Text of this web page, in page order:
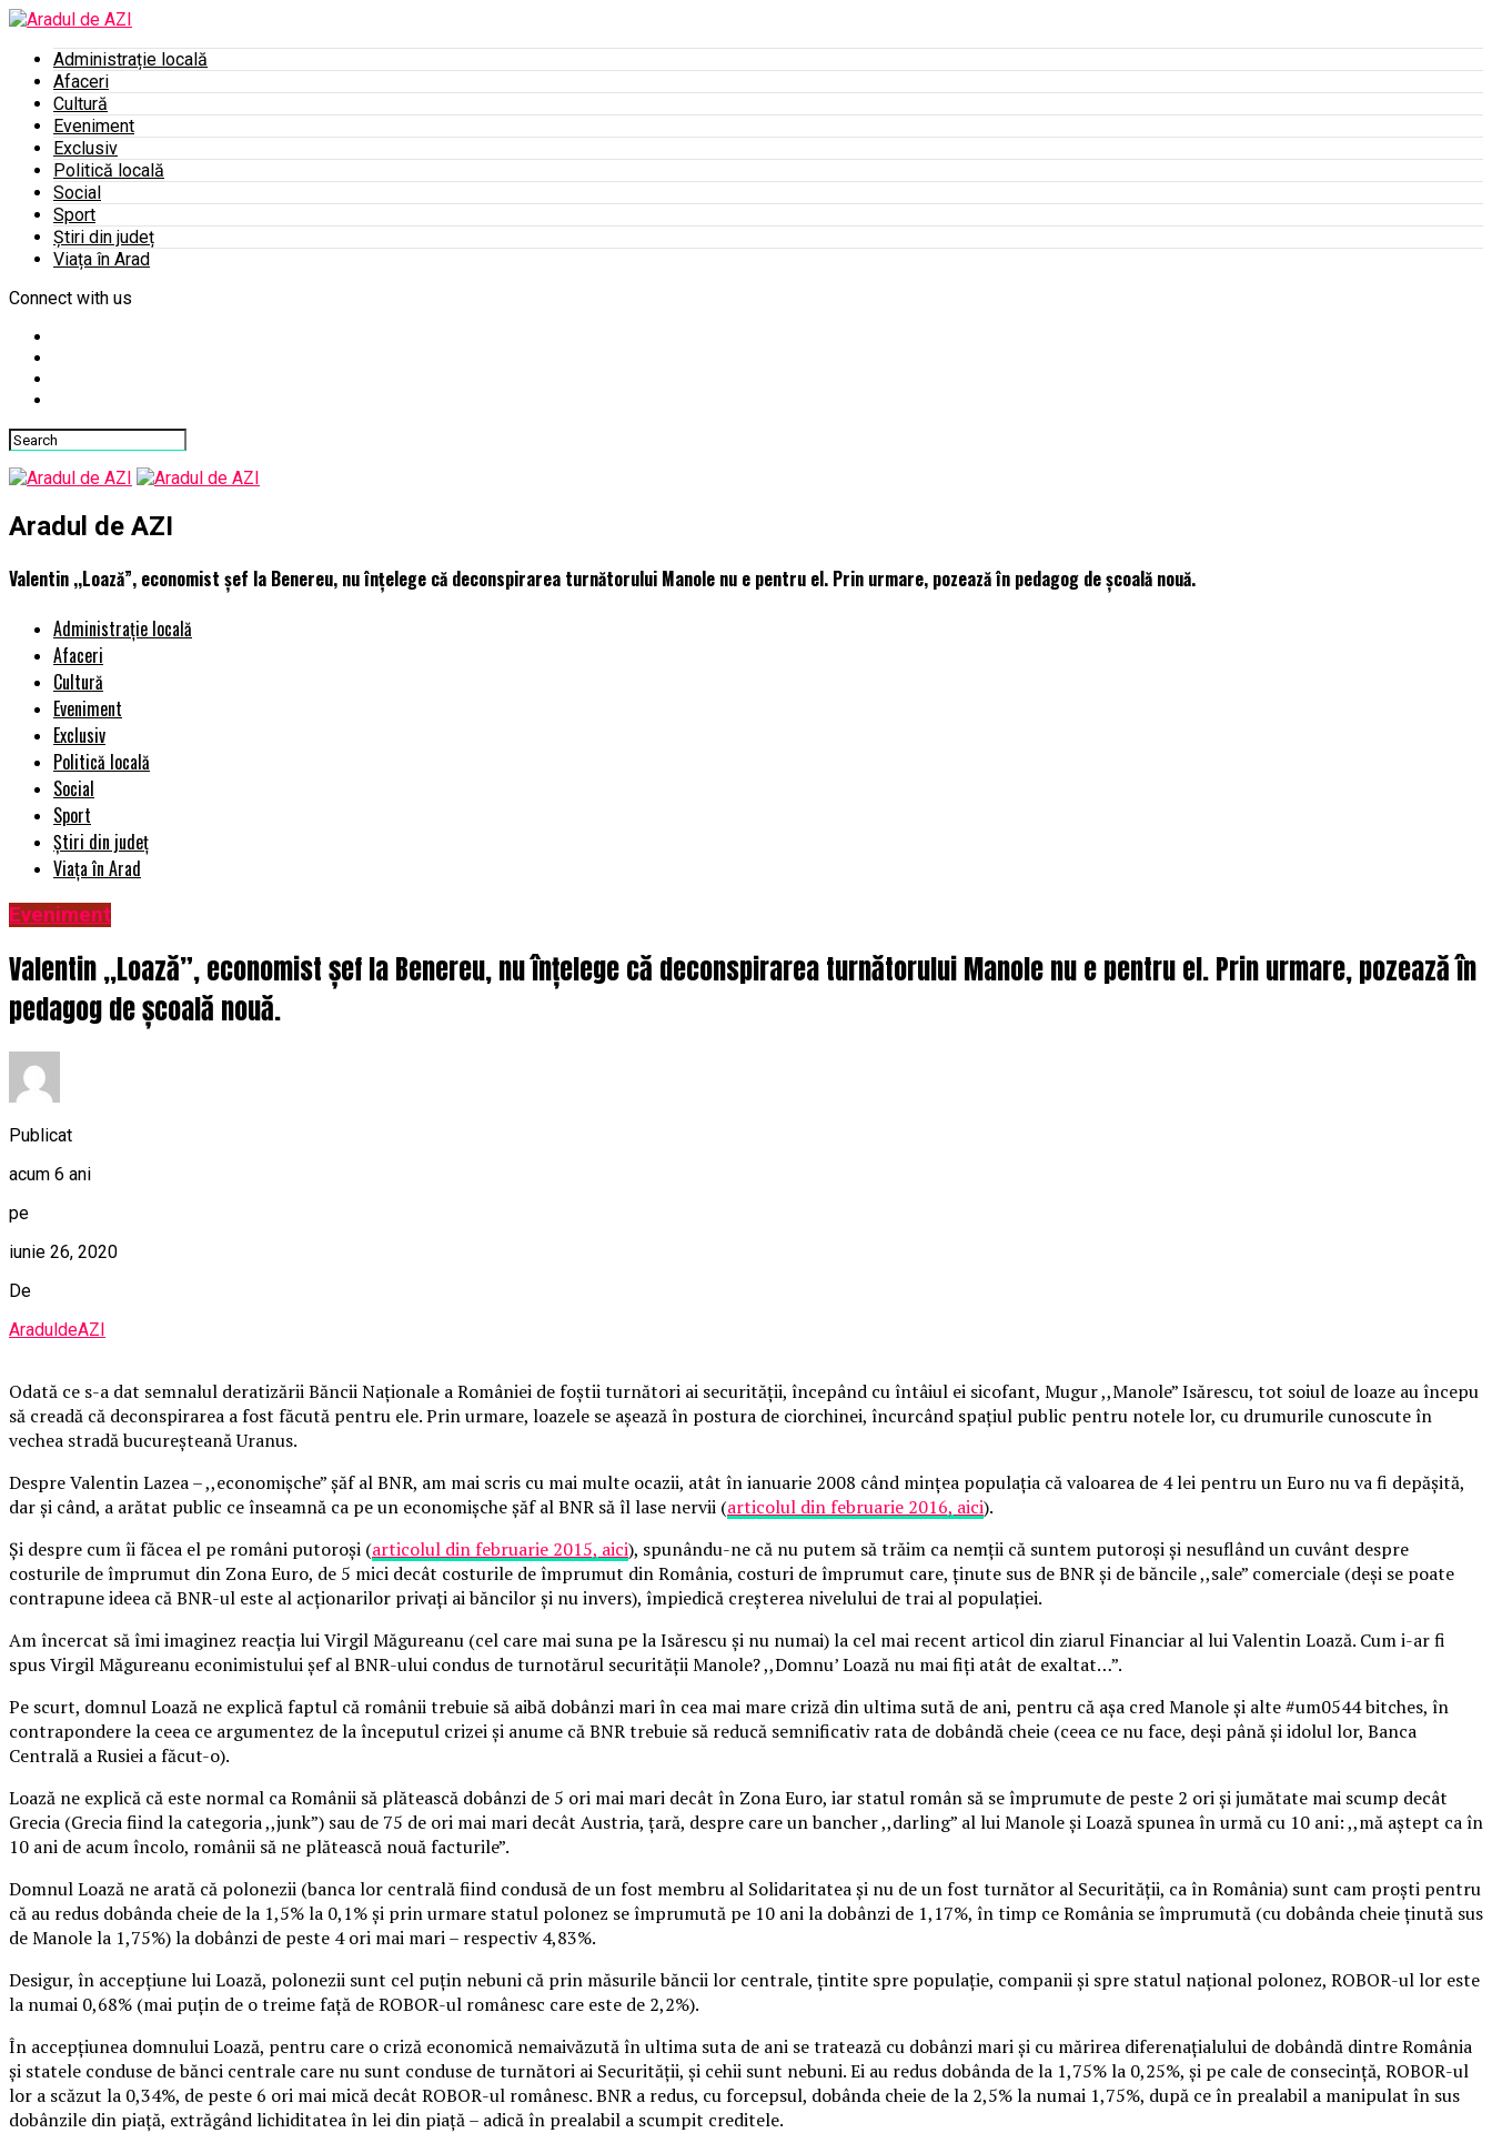
Administrație locală
Afaceri
Cultură
Eveniment
Exclusiv
Politică locală
Social
Sport
Știri din județ
Viața în Arad
Connect with us
Aradul de AZI
Valentin ,,Loază”, economist șef la Benereu, nu înțelege că deconspirarea turnătorului Manole nu e pentru el. Prin urmare, pozează în pedagog de școală nouă.
Administrație locală
Afaceri
Cultură
Eveniment
Exclusiv
Politică locală
Social
Sport
Știri din județ
Viața în Arad
Eveniment
Valentin ,,Loază”, economist șef la Benereu, nu înțelege că deconspirarea turnătorului Manole nu e pentru el. Prin urmare, pozează în
pedagog de școală nouă.
Publicat
acum 6 ani
pe
iunie 26, 2020
De
AraduldeAZI
Odată ce s-a dat semnalul deratizării Băncii Naționale a României de foștii turnători ai securității, începând cu întâiul ei sicofant, Mugur ,,Manole” Isărescu, tot soiul de loaze au începu
să creadă că deconspirarea a fost făcută pentru ele. Prin urmare, loazele se așează în postura de ciorchinei, încurcând spațiul public pentru notele lor, cu drumurile cunoscute în
vechea stradă bucureșteană Uranus.
Despre Valentin Lazea – ,,economișche” șăf al BNR, am mai scris cu mai multe ocazii, atât în ianuarie 2008 când mințea populația că valoarea de 4 lei pentru un Euro nu va fi depășită,
dar și când, a arătat public ce înseamnă ca pe un economișche șăf al BNR să îl lase nervii (articolul din februarie 2016, aici).
Și despre cum îi făcea el pe români putoroși (articolul din februarie 2015, aici), spunându-ne că nu putem să trăim ca nemții că suntem putoroși și nesuflând un cuvânt despre
costurile de împrumut din Zona Euro, de 5 mici decât costurile de împrumut din România, costuri de împrumut care, ținute sus de BNR și de băncile ,,sale” comerciale (deși se poate
contrapune ideea că BNR-ul este al acționarilor privați ai băncilor și nu invers), împiedică creșterea nivelului de trai al populației.
Am încercat să îmi imaginez reacția lui Virgil Măgureanu (cel care mai suna pe la Isărescu și nu numai) la cel mai recent articol din ziarul Financiar al lui Valentin Loază. Cum i-ar fi
spus Virgil Măgureanu econimistului șef al BNR-ului condus de turnotărul securității Manole? ,,Domnu’ Loază nu mai fiți atât de exaltat…”.
Pe scurt, domnul Loază ne explică faptul că românii trebuie să aibă dobânzi mari în cea mai mare criză din ultima sută de ani, pentru că așa cred Manole și alte #um0544 bitches, în
contrapondere la ceea ce argumentez de la începutul crizei și anume că BNR trebuie să reducă semnificativ rata de dobândă cheie (ceea ce nu face, deși până și idolul lor, Banca
Centrală a Rusiei a făcut-o).
Loază ne explică că este normal ca Românii să plătească dobânzi de 5 ori mai mari decât în Zona Euro, iar statul român să se împrumute de peste 2 ori și jumătate mai scump decât
Grecia (Grecia fiind la categoria ,,junk”) sau de 75 de ori mai mari decât Austria, țară, despre care un bancher ,,darling” al lui Manole și Loază spunea în urmă cu 10 ani: ,,mă aștept ca în
10 ani de acum încolo, românii să ne plătească nouă facturile”.
Domnul Loază ne arată că polonezii (banca lor centrală fiind condusă de un fost membru al Solidaritatea și nu de un fost turnător al Securității, ca în România) sunt cam proști pentru
că au redus dobânda cheie de la 1,5% la 0,1% și prin urmare statul polonez se împrumută pe 10 ani la dobânzi de 1,17%, în timp ce România se împrumută (cu dobânda cheie ținută sus
de Manole la 1,75%) la dobânzi de peste 4 ori mai mari – respectiv 4,83%.
Desigur, în accepțiune lui Loază, polonezii sunt cel puțin nebuni că prin măsurile băncii lor centrale, țintite spre populație, companii și spre statul național polonez, ROBOR-ul lor este
la numai 0,68% (mai puțin de o treime față de ROBOR-ul românesc care este de 2,2%).
În accepțiunea domnului Loază, pentru care o criză economică nemaivăzută în ultima suta de ani se tratează cu dobânzi mari și cu mărirea diferenațialului de dobândă dintre România
și statele conduse de bănci centrale care nu sunt conduse de turnători ai Securității, și cehii sunt nebuni. Ei au redus dobânda de la 1,75% la 0,25%, și pe cale de consecință, ROBOR-ul
lor a scăzut la 0,34%, de peste 6 ori mai mică decât ROBOR-ul românesc. BNR a redus, cu forcepsul, dobânda cheie de la 2,5% la numai 1,75%, după ce în prealabil a manipulat în sus
dobânzile din piață, extrăgând lichiditatea în lei din piață – adică în prealabil a scumpit creditele.